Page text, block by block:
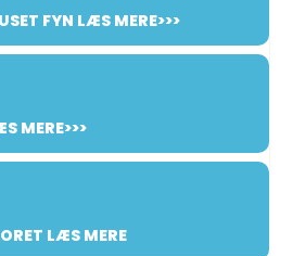
FYN LÆS MERE>>>
MERE>>>
LÆS MERE